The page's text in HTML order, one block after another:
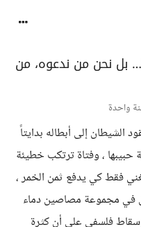
بل نحن من ندعوه، من
واحدة
الشيطان إلى أبطاله بدايتاً
، وفتاة ترتكب خطيئة
فقط كي يدفع ثمن الخمر ،
في مجموعة مصاصين دماء
فلسفي على أن كثرة